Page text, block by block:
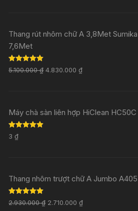
Thang rút nhôm chữ A 3,8Met
7,6Met
Rated5.00
out of 5
5.100.000₫ 4.830.000₫
Máy chà sàn liên hợp HiClean HC50C
Rated
out of 5
3₫
Thang nhôm trượt chữ A Jumbo A405
Rated 5.00
out of 5
2.930.000₫ 2.710.000₫